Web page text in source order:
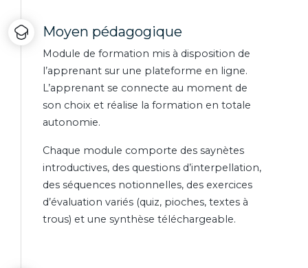
Moyen pédagogique
Module de formation mis à disposition de
l’apprenant sur une plateforme en ligne.
L’apprenant se connecte au moment de
son choix et réalise la formation en totale
autonomie.
Chaque module comporte des saynètes
introductives, des questions d’interpellation,
des séquences notionnelles, des exercices
d’évaluation variés (quiz, pioches, textes à
trous) et une synthèse téléchargeable.